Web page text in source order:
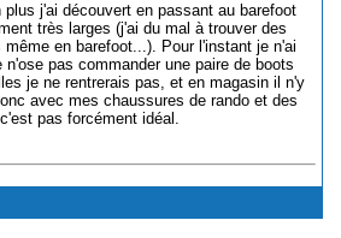
j'ai découvert en passant au barefoot
très larges (j'ai du mal à trouver des
en barefoot...). Pour l'instant je n'ai
pas commander une paire de boots
je ne rentrerais pas, et en magasin il n'y
avec mes chaussures de rando et des
pas forcément idéal.